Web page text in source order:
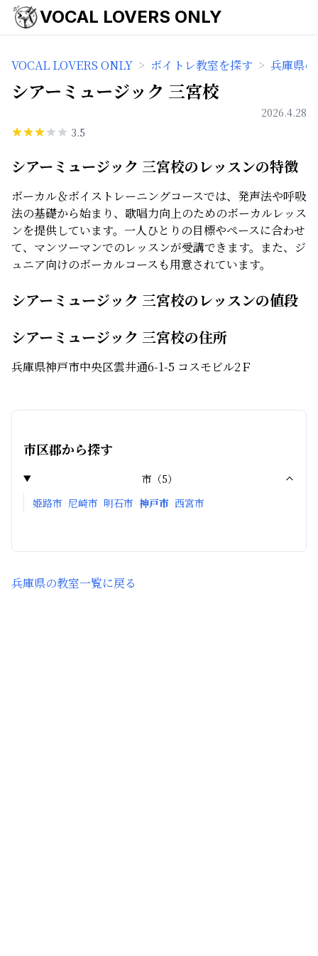
VOCAL LOVERS ONLY
VOCAL LOVERS ONLY > ボイトレ教室を探す > 兵庫県
シアーミュージック 三宮校
2026.4.28
3.5
シアーミュージック 三宮校のレッスンの特徴
ボーカル＆ボイストレーニングコースでは、発声法や呼吸
法の基礎から始まり、歌唱力向上のためのボーカルレッス
ンを提供しています。一人ひとりの目標やペースに合わせ
て、マンツーマンでのレッスンが受講できます。また、ジ
ュニア向けのボーカルコースも用意されています。
シアーミュージック 三宮校のレッスンの値段
シアーミュージック 三宮校の住所
兵庫県神戸市中央区雲井通6-1-5 コスモビル2Ｆ
市区郡から探す
市 （5）
姫路市 尼崎市 明石市 神戸市 西宮市
兵庫県の教室一覧に戻る